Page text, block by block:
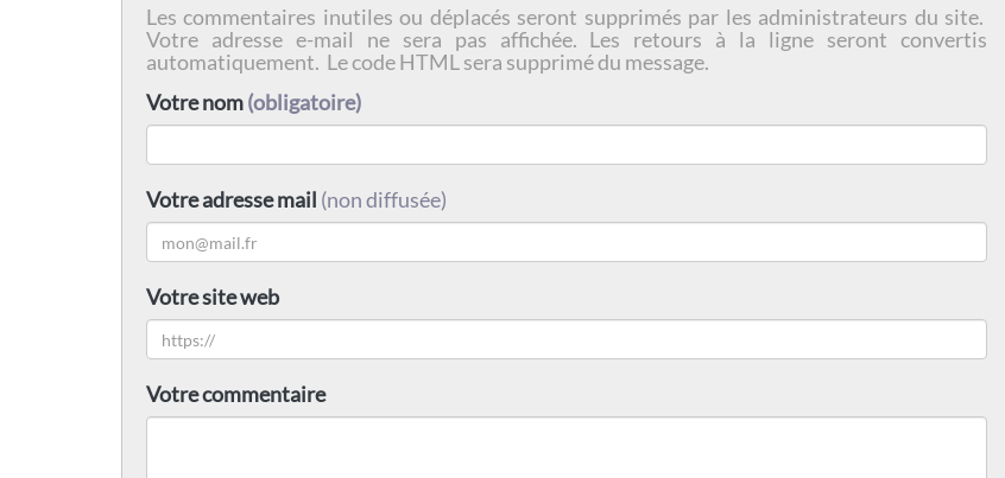
Les commentaires inutiles ou déplacés seront supprimés par les administrateurs du site.
Votre adresse e-mail ne sera pas affichée. Les retours à la ligne seront convertis
automatiquement. Le code HTML sera supprimé du message.
Votre nom(obligatoire)
Votre adresse mail (non diffusée)
Votre site web
Votre commentaire